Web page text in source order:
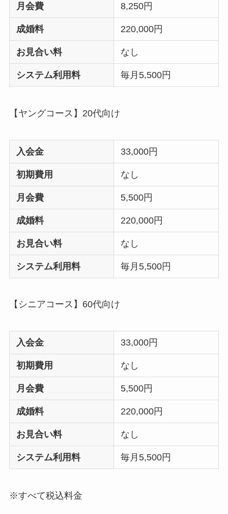
月会費 8,250円
成婚料 220,000円
お見合い料 なし
システム利用料 毎月5,500円
【ヤングコース】20代向け
入会金 33,000円
初期費用 なし
月会費 5,500円
成婚料 220,000円
お見合い料 なし
システム利用料 毎月5,500円
【シニアコース】60代向け
入会金 33,000円
初期費用 なし
月会費 5,500円
成婚料 220,000円
お見合い料 なし
システム利用料 毎月5,500円
※すべて税込料金